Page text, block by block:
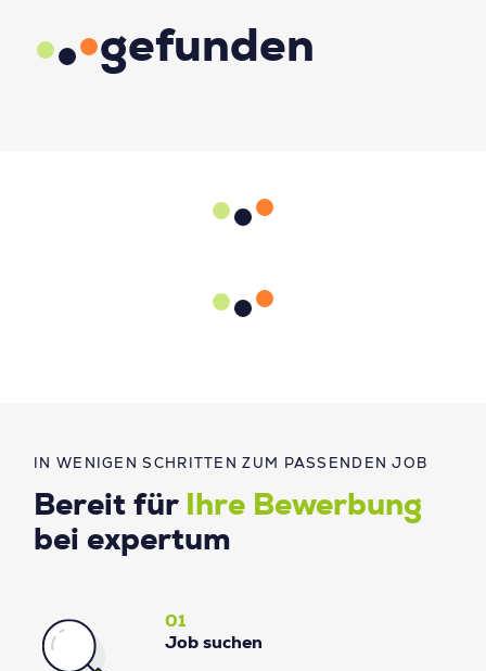
IN WENIGEN SCHRITTEN ZUM PASSENDEN JOB
Bereit für
Ihre Bewerbung
bei expertum
01
Job suchen